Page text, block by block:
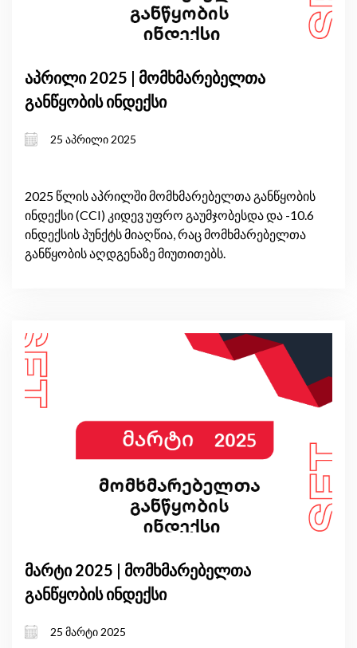
აპრილი 2025 | მომხმარებელთა
განწყობის ინდექსი
25 აპრილი 2025
2025 წლის აპრილში მომხმარებელთა განწყობის
ინდექსი (CCI) კიდევ უფრო გაუმჯობესდა და -10.6
ინდექსის პუნქტს მიაღწია, რაც მომხმარებელთა
განწყობის აღდგენაზე მიუთითებს.
მარტი 2025 | მომხმარებელთა
განწყობის ინდექსი
25 მარტი 2025